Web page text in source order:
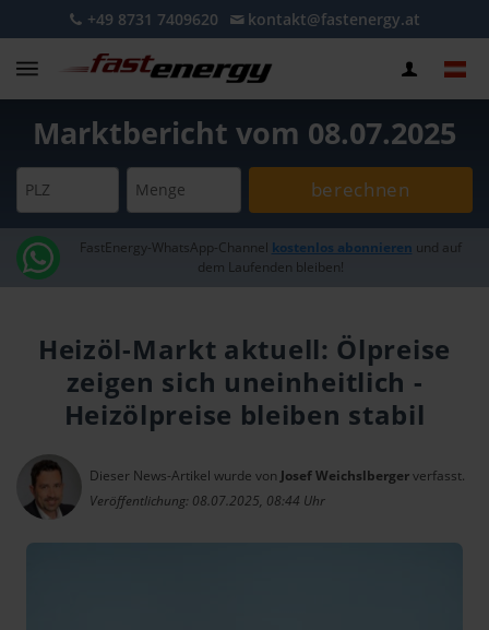
+49 8731 7409620 kontakt@fastenergy.at
Marktbericht vom 08.07.2025
PLZ Menge berechnen
FastEnergy-WhatsApp-Channel kostenlos abonnieren und auf
dem Laufenden bleiben!
Heizöl-Markt aktuell: Ölpreise
zeigen sich uneinheitlich -
Heizölpreise bleiben stabil
Dieser News-Artikel wurde von Josef Weichslbergerverfasst.
Veröffentlichung: 08.07.2025, 08:44 Uhr